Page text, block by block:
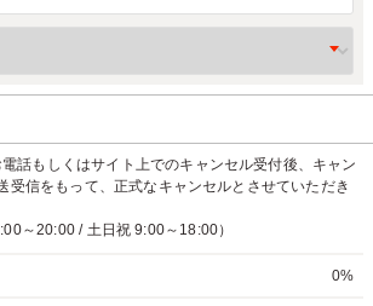
話もしくはサイト上でのキャンセル受付後、キャン
受信をもって、正式なキャンセルとさせていただき
～20:00 / 土日祝 9:00～18:00）
0%